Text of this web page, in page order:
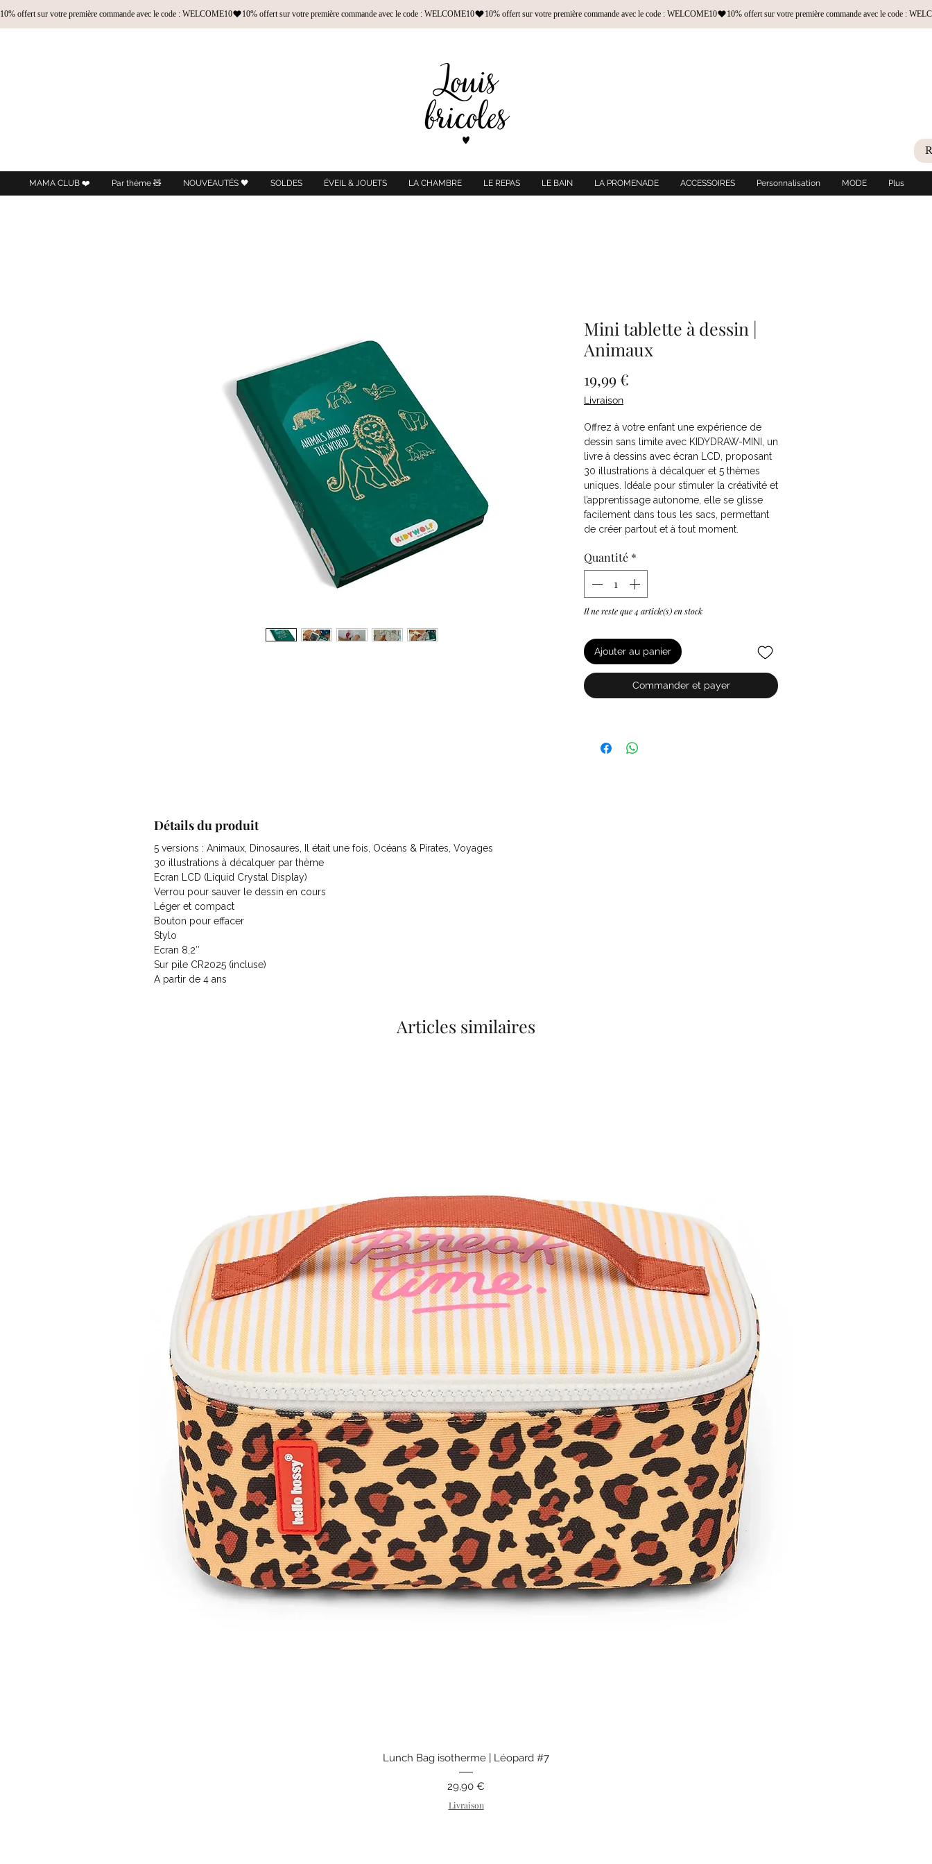
10% offert sur votre première commande avec le code : WELCOME10
MAMA CLUB ❤️ Par thème 🧸 NOUVEAUTÉS 🖤 SOLDES ÉVEIL & JOUETS LA CHAMBRE LE REPAS LE BAIN LA PROMENADE ACCESSOIRES Personnalisation MODE Plus
Mini tablette à dessin |
Animaux
19,99 €
Livraison
Offrez à votre enfant une expérience de
dessin sans limite avec KIDYDRAW-MINI, un
livre à dessins avec écran LCD, proposant
30 illustrations à décalquer et 5 thèmes
uniques. Idéale pour stimuler la créativité et
l’apprentissage autonome, elle se glisse
facilement dans tous les sacs, permettant
de créer partout et à tout moment.
Quantité *
Il ne reste que 4 article(s) en stock
Ajouter au panier
Commander et payer
Détails du produit
5 versions : Animaux, Dinosaures, Il était une fois, Océans & Pirates, Voyages
30 illustrations à décalquer par thème
Ecran LCD (Liquid Crystal Display)
Verrou pour sauver le dessin en cours
Léger et compact
Bouton pour effacer
Stylo
Ecran 8,2″
Sur pile CR2025 (incluse)
A partir de 4 ans
Articles similaires
Aperçu rapide
Lunch Bag isotherme | Léopard #7
Prix
29,90 €
Livraison